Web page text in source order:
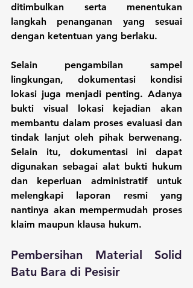
ditimbulkan serta menentukan
langkah penanganan yang sesuai
dengan ketentuan yang berlaku.
Selain pengambilan sampel
lingkungan, dokumentasi kondisi
lokasi juga menjadi penting. Adanya
bukti visual lokasi kejadian akan
membantu dalam proses evaluasi dan
tindak lanjut oleh pihak berwenang.
Selain itu, dokumentasi ini dapat
digunakan sebagai alat bukti hukum
dan keperluan administratif untuk
melengkapi laporan resmi yang
nantinya akan mempermudah proses
klaim maupun klausa hukum.
Pembersihan Material Solid
Batu Bara di Pesisir